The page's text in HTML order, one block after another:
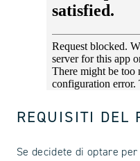
REQUISITI DEL
Se decidete di optare